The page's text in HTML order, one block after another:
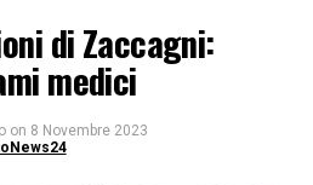
di Zaccagni:
medici
on 8 Novembre 2023